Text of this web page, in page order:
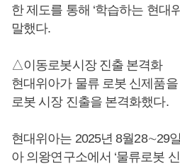
한 제도를 통해 ‘학습하는 현대
말했다.
△이동로봇시장 진출 본격화
현대위아가 물류 로봇 신제품
로봇 시장 진출을 본격화했다.
현대위아는 2025년 8월28∼29
아 의왕연구소에서 ‘물류로봇